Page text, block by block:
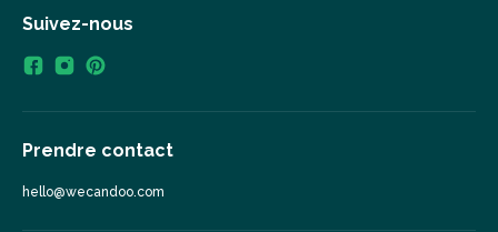
Suivez-nous
Prendre contact
hello@wecandoo.com